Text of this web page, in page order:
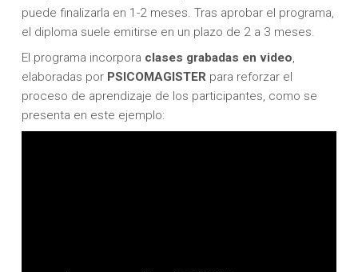
puede finalizarla en 1-2 meses. Tras aprobar el programa,
el diploma suele emitirse en un plazo de 2 a 3 meses.
El programa incorpora clases grabadas en video,
elaboradas por PSICOMAGISTERpara reforzar el
proceso de aprendizaje de los participantes, como se
presenta en este ejemplo: